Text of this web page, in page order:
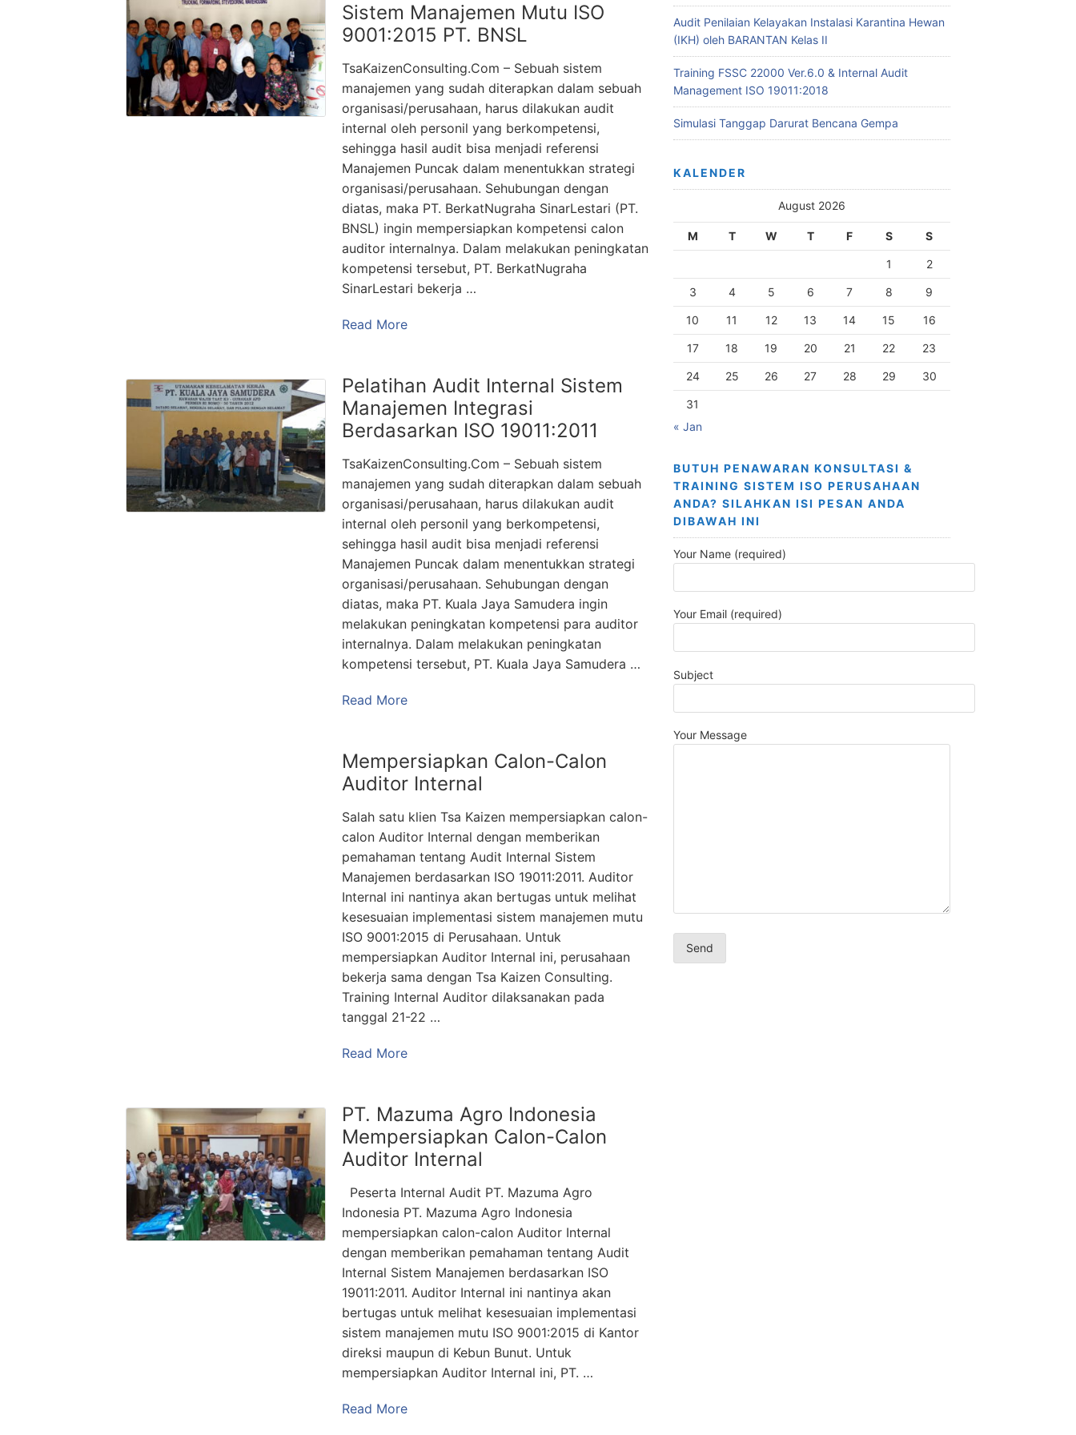
Sistem Manajemen Mutu ISO
9001:2015 PT. BNSL
TsaKaizenConsulting.Com – Sebuah sistem
manajemen yang sudah diterapkan dalam sebuah
organisasi/perusahaan, harus dilakukan audit
internal oleh personil yang berkompetensi,
sehingga hasil audit bisa menjadi referensi
Manajemen Puncak dalam menentukkan strategi
organisasi/perusahaan. Sehubungan dengan
diatas, maka PT. BerkatNugraha SinarLestari (PT.
BNSL) ingin mempersiapkan kompetensi calon
auditor internalnya. Dalam melakukan peningkatan
kompetensi tersebut, PT. BerkatNugraha
SinarLestari bekerja …
Read More
Pelatihan Audit Internal Sistem
Manajemen Integrasi
Berdasarkan ISO 19011:2011
TsaKaizenConsulting.Com – Sebuah sistem
manajemen yang sudah diterapkan dalam sebuah
organisasi/perusahaan, harus dilakukan audit
internal oleh personil yang berkompetensi,
sehingga hasil audit bisa menjadi referensi
Manajemen Puncak dalam menentukkan strategi
organisasi/perusahaan. Sehubungan dengan
diatas, maka PT. Kuala Jaya Samudera ingin
melakukan peningkatan kompetensi para auditor
internalnya. Dalam melakukan peningkatan
kompetensi tersebut, PT. Kuala Jaya Samudera …
Read More
Mempersiapkan Calon-Calon
Auditor Internal
Salah satu klien Tsa Kaizen mempersiapkan calon-
calon Auditor Internal dengan memberikan
pemahaman tentang Audit Internal Sistem
Manajemen berdasarkan ISO 19011:2011. Auditor
Internal ini nantinya akan bertugas untuk melihat
kesesuaian implementasi sistem manajemen mutu
ISO 9001:2015 di Perusahaan. Untuk
mempersiapkan Auditor Internal ini, perusahaan
bekerja sama dengan Tsa Kaizen Consulting.
Training Internal Auditor dilaksanakan pada
tanggal 21-22 …
Read More
PT. Mazuma Agro Indonesia
Mempersiapkan Calon-Calon
Auditor Internal
Peserta Internal Audit PT. Mazuma Agro
Indonesia PT. Mazuma Agro Indonesia
mempersiapkan calon-calon Auditor Internal
dengan memberikan pemahaman tentang Audit
Internal Sistem Manajemen berdasarkan ISO
19011:2011. Auditor Internal ini nantinya akan
bertugas untuk melihat kesesuaian implementasi
sistem manajemen mutu ISO 9001:2015 di Kantor
direksi maupun di Kebun Bunut. Untuk
mempersiapkan Auditor Internal ini, PT. …
Read More
Audit Penilaian Kelayakan Instalasi Karantina Hewan
(IKH) oleh BARANTAN Kelas II
Training FSSC 22000 Ver.6.0 & Internal Audit
Management ISO 19011:2018
Simulasi Tanggap Darurat Bencana Gempa
KALENDER
August 2026
M T W T F S S
1 2
3 4 5 6 7 8 9
10 11 12 13 14 15 16
17 18 19 20 21 22 23
24 25 26 27 28 29 30
31
« Jan
BUTUH PENAWARAN KONSULTASI &
TRAINING SISTEM ISO PERUSAHAAN
ANDA? SILAHKAN ISI PESAN ANDA
DIBAWAH INI
Your Name (required)
Your Email (required)
Subject
Your Message